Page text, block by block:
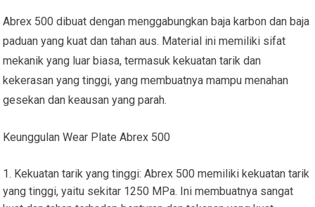
Abrex 500 dibuat dengan menggabungkan baja karbon dan baja
paduan yang kuat dan tahan aus. Material ini memiliki sifat
mekanik yang luar biasa, termasuk kekuatan tarik dan
kekerasan yang tinggi, yang membuatnya mampu menahan
gesekan dan keausan yang parah.
Keunggulan Wear Plate Abrex 500
Kekuatan tarik yang tinggi: Abrex 500 memiliki kekuatan tarik
yang tinggi, yaitu sekitar 1250 MPa. Ini membuatnya sangat